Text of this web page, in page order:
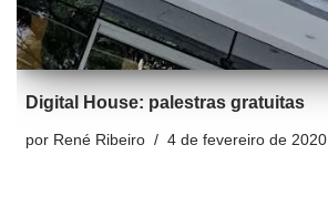
Digital House: palestras gratuitas
por René Ribeiro 4 de fevereiro de 2020